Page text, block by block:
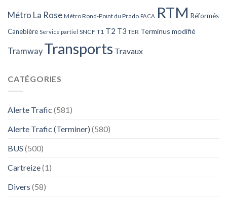
Métro La Rose Métro Rond-Point du Prado PACA RTM Réformés
Canebière Service partiel SNCF T1 T2 T3 TER Terminus modifié
Tramway Transports Travaux
CATÉGORIES
Alerte Trafic (581)
Alerte Trafic (Terminer) (580)
BUS (500)
Cartreize(1)
Divers (58)